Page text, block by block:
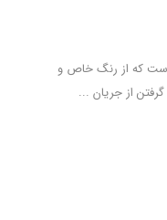
که از رنگ خاص و
از جریان ...